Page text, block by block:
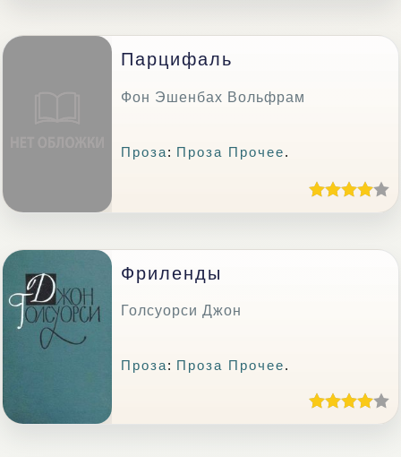
Парцифаль
Фон Эшенбах Вольфрам
Проза: Проза Прочее.
Фриленды
Голсуорси Джон
Проза: Проза Прочее.